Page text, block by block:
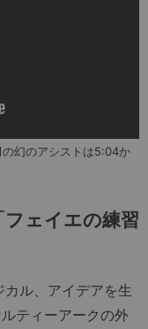
幻のアシストは5:04か
ェイエの練習
ル、アイデアを生
ティーアークの外